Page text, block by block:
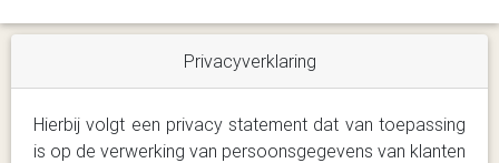
Privacyverklaring
Hierbij volgt een privacy statement dat van toepassing
is op de verwerking van persoonsgegevens van klanten